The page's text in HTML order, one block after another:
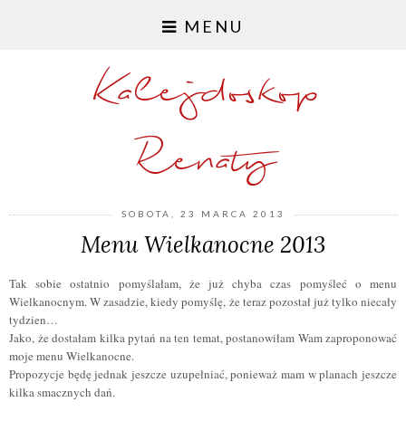
MENU
Kalejdoskop
Renaty
SOBOTA, 23 MARCA 2013
Menu Wielkanocne 2013
Tak sobie ostatnio pomyślałam, że już chyba czas pomyśleć o menu
Wielkanocnym. W zasadzie, kiedy pomyślę, że teraz pozostał już tylko niecały
tydzien…
Jako, że dostałam kilka pytań na ten temat, postanowiłam Wam zaproponować
moje menu Wielkanocne.
Propozycje będę jednak jeszcze uzupełniać, ponieważ mam w planach jeszcze
kilka smacznych dań.